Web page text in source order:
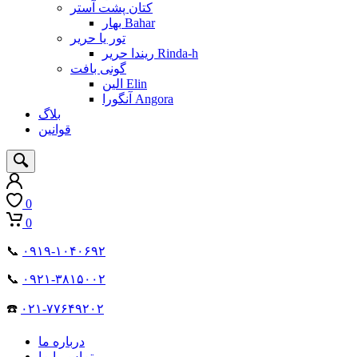
کتان پشت آستر
بهار Bahar
تور یا حریر
ریندا حریر Rinda-h
گونی بافت
الین Elin
آنگورا Angora
بلاگ
قوانین
0
0
📞 ۰۹۱۹-۱۰۴۰۶۹۲
📞 ۰۹۲۱-۳۸۱۵۰۰۲
☎️ ۰۲۱-۷۷۶۴۹۲۰۲
درباره ما